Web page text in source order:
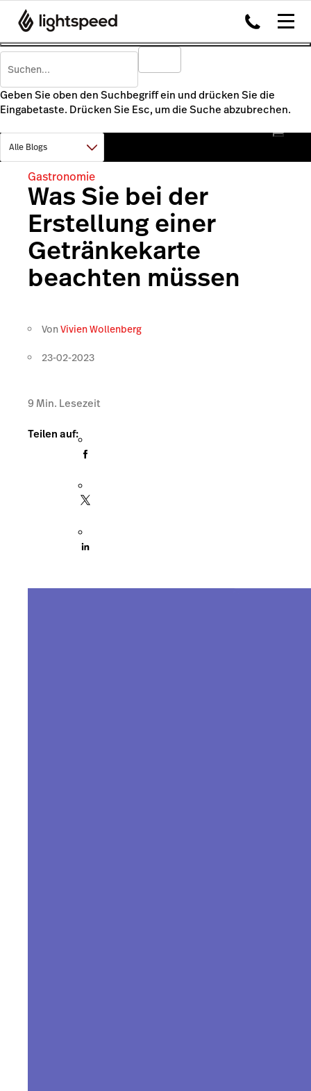
Geben Sie oben den Suchbegriff ein und drücken Sie die
Eingabetaste. Drücken Sie Esc, um die Suche abzubrechen.
Gastronomie
Was Sie bei der
Erstellung einer
Getränkekarte
beachten müssen
VonVivien Wollenberg
23-02-2023
9 Min. Lesezeit
Teilen auf: